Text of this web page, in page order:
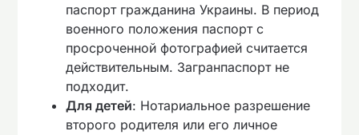
паспорт гражданина Украины. В период
военного положения паспорт с
просроченной фотографией считается
действительным. Загранпаспорт не
подходит.
Для детей: Нотариальное разрешение
второго родителя или его личное